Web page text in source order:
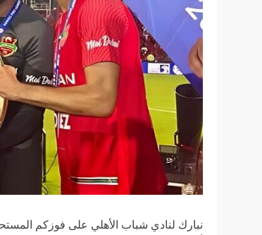
نبارك لنادي شباب الأهلي على فوزكم